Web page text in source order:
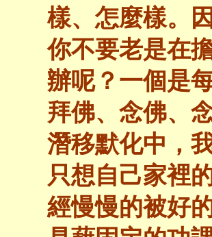
樣、怎麼樣。
你不要老是在
辦呢？一個是
拜佛、念佛、
潛移默化中，
只想自己家裡
經慢慢的被好